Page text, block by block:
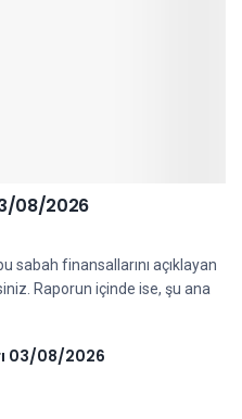
08/2026
sabah finansallarını açıklayan
Raporun içinde ise, şu ana
03/08/2026